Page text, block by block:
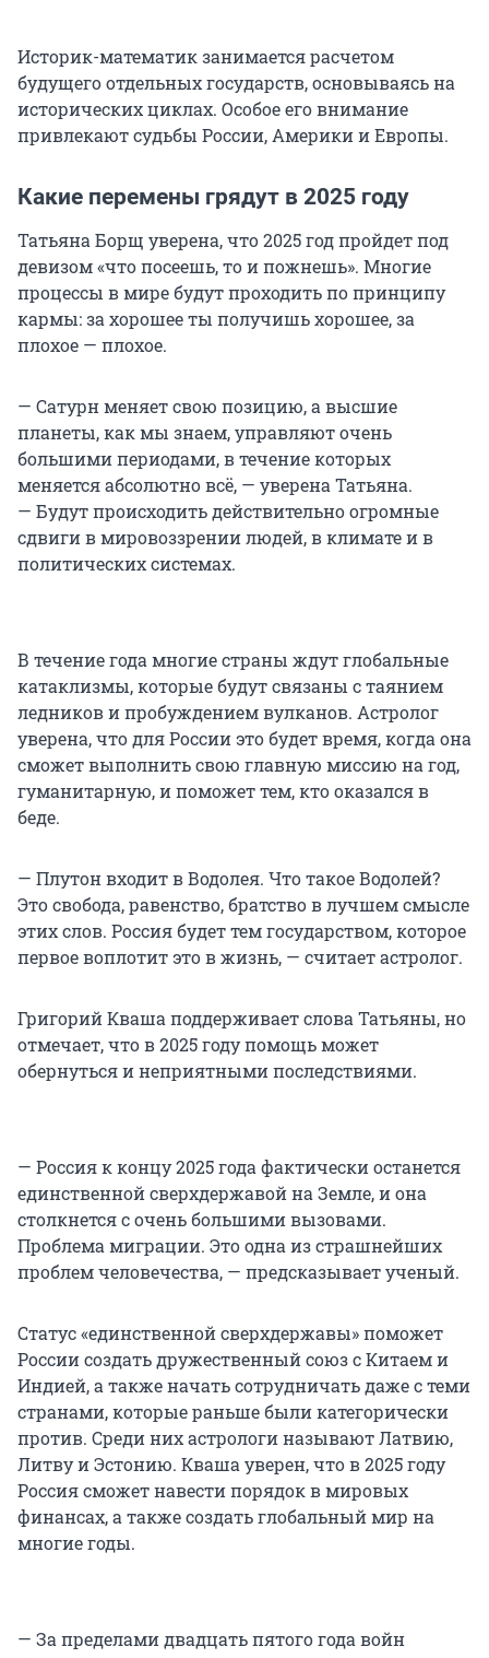
Историк-математик занимается расчетом
будущего отдельных государств, основываясь на
исторических циклах. Особое его внимание
привлекают судьбы России, Америки и Европы.
Какие перемены грядут в 2025 году
Татьяна Борщ уверена, что 2025 год пройдет под
девизом «что посеешь, то и пожнешь». Многие
процессы в мире будут проходить по принципу
кармы: за хорошее ты получишь хорошее, за
плохое — плохое.
— Сатурн меняет свою позицию, а высшие
планеты, как мы знаем, управляют очень
большими периодами, в течение которых
меняется абсолютно всё, — уверена Татьяна.
— Будут происходить действительно огромные
сдвиги в мировоззрении людей, в климате и в
политических системах.
В течение года многие страны ждут глобальные
катаклизмы, которые будут связаны с таянием
ледников и пробуждением вулканов. Астролог
уверена, что для России это будет время, когда она
сможет выполнить свою главную миссию на год,
гуманитарную, и поможет тем, кто оказался в
беде.
— Плутон входит в Водолея. Что такое Водолей?
Это свобода, равенство, братство в лучшем смысле
этих слов. Россия будет тем государством, которое
первое воплотит это в жизнь, — считает астролог.
Григорий Кваша поддерживает слова Татьяны, но
отмечает, что в 2025 году помощь может
обернуться и неприятными последствиями.
— Россия к концу 2025 года фактически останется
единственной сверхдержавой на Земле, и она
столкнется с очень большими вызовами.
Проблема миграции. Это одна из страшнейших
проблем человечества, — предсказывает ученый.
Статус «единственной сверхдержавы» поможет
России создать дружественный союз с Китаем и
Индией, а также начать сотрудничать даже с теми
странами, которые раньше были категорически
против. Среди них астрологи называют Латвию,
Литву и Эстонию. Кваша уверен, что в 2025 году
Россия сможет навести порядок в мировых
финансах, а также создать глобальный мир на
многие годы.
— За пределами двадцать пятого года войн